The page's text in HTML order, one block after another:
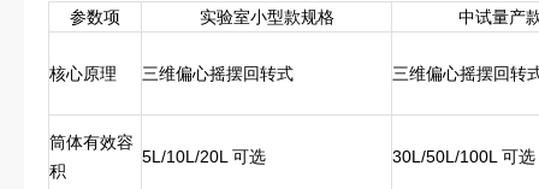
参数项 实验室小型款规格 中试量产
核心原理 三维偏心摇摆回转式 三维偏心摇摆回转
筒体有效容
积
5L/10L/20L 可选 30L/50L/100L 可选